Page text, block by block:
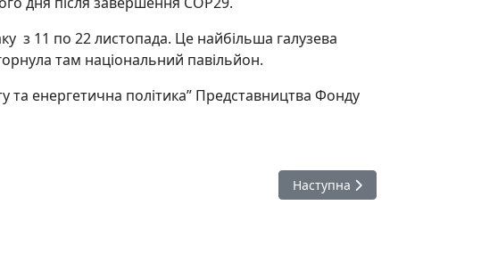
з 11 по 22 листопада. Це найбільша галузева
там національний павільйон.
енергетична політика” Представництва Фонду
Наступна стаття: Українська
Наступна